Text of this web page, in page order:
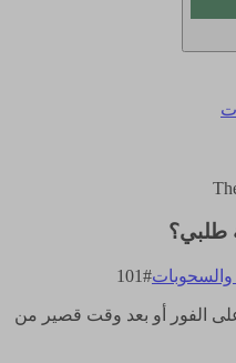
طلبي؟
والسحوبات#
101
الفور أو بعد وقت قصير من